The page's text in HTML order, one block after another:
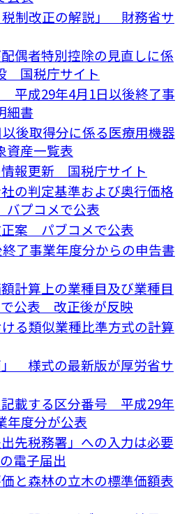
制改正の解説」 財務省サ
偶者特別控除の見直しに係
国税庁サイト
平成29年4月1日以後終了事
細書
後取得分に係る医療用機器
資産一覧表
報更新 国税庁サイト
の判定基準および奥行価格
プコメで公表
正案 パブコメで公表
了事業年度分からの申告書
計算上の業種目及び業種目
公表 改正後が反映
る類似業種比準方式の計算
」 様式の最新版が厚労省サ
載する区分番号 平成29年
年度分が公表
先税務署」への入力は必要
電子届出
と森林の立木の標準価額表